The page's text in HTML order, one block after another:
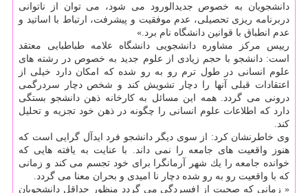
دانشجویان به خصوص جدیدالورود می شود، می توان از ناتوانی
دربرنامه ریزی تحصیلی، عدم موفقیت و پیشرفت، ارتباط با اساتید و
عدم انطباق با قوانین دانشگاه نام برد.»
رییس مركز مشاوره دانشجویی دانشگاه علامه طباطبایی معتقد
است: دانشجو با حجم زیادی از علوم جدید به خصوص در رشته های
علوم انسانی در طول ترم رو به رو شده كه امكان دارد خیلی از
اعتقادات قبلی آنها را دچار تشویش كند و شخص دچار سردرگمی
درونی می گردد. همه این مسائل به كارخانه ذهن دانشجو بستگی
دارد كه اطلاعات علوم انسانی را چگونه در ذهن خود تجزیه و تحلیل
كند.
وی خاطرنشان كرد: از سوی دیگر دانشجو فرد ایدآل گرایی است كه
هنوز واقعیت های جامعه را نمی داند. با عنایت به یافته هایی كه
خوانده جامعه را یك شهر آرمانگرا برای خود تجسم می كند و زمانی
كه با واقعیت رو به رو شده دچار نا امیدی و بحران معنا می گردد.
« زمانی كه صحبت از افسردگی می گردد منظور حداقل دانشجویان